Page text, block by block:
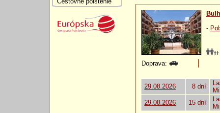
-
Doprava:
29.08.2026 8 dní
29.08.2026
15 dní